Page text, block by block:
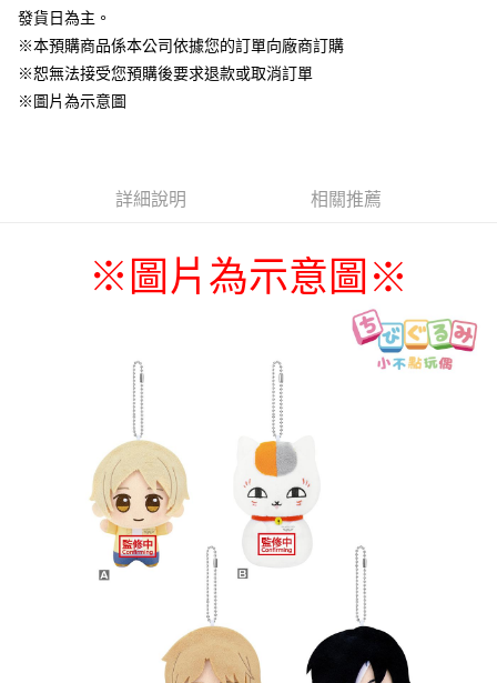
預購訂單-離島宅配專用-(澎湖/金門/馬祖)(🔺不同預購月份建議分開
結帳，避免整筆訂單等超久)
每筆NT$220
發貨日為主。
※本預購商品係本公司依據您的訂單向廠商訂購
※恕無法接受您預購後要求退款或取消訂單
※圖片為示意圖
詳細說明 相關推薦
※圖片為示意圖 ※